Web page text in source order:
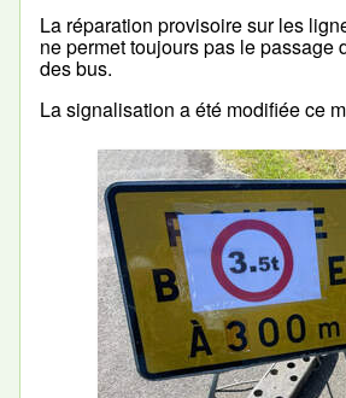
La réparation provisoire sur les
ne permet toujours pas le passage
des bus.
La signalisation a été modifiée ce